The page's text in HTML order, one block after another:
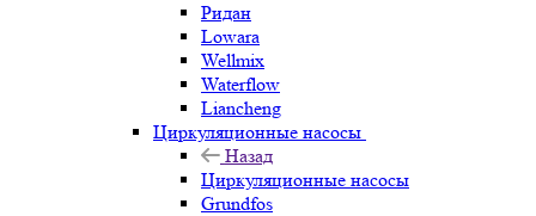
Ридан
Lowara
Wellmix
Waterflow
Liancheng
Циркуляционные насосы
Назад
Циркуляционные насосы
Grundfos